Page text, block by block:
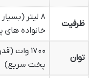
ظرفیت
۸ لیتر
خانواده
توان
۱۷۰۰ وات
پخت سریع)